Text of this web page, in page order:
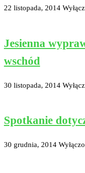
22 listopada, 2014
Jesienna
wschód
30 listopada, 2014
Spotkanie
30 grudnia, 2014